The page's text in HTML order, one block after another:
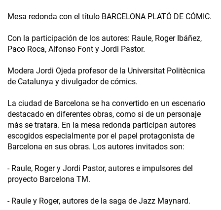
Mesa redonda con el título BARCELONA PLATÓ DE CÓMIC.
Con la participación de los autores: Raule, Roger Ibáñez,
Paco Roca, Alfonso Font y Jordi Pastor.
Modera Jordi Ojeda profesor de la Universitat Politècnica
de Catalunya y divulgador de cómics.
La ciudad de Barcelona se ha convertido en un escenario
destacado en diferentes obras, como si de un personaje
más se tratara. En la mesa redonda participan autores
escogidos especialmente por el papel protagonista de
Barcelona en sus obras. Los autores invitados son:
- Raule, Roger y Jordi Pastor, autores e impulsores del
proyecto Barcelona TM.
- Raule y Roger, autores de la saga de Jazz Maynard.